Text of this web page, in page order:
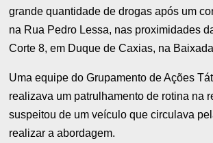
grande quantidade de drogas após um
na Rua Pedro Lessa, nas proximidades
Corte 8, em Duque de Caxias, na
Uma equipe do Grupamento de Ações
realizava um patrulhamento de rotina na
suspeitou de um veículo que circulava
realizar a abordagem.